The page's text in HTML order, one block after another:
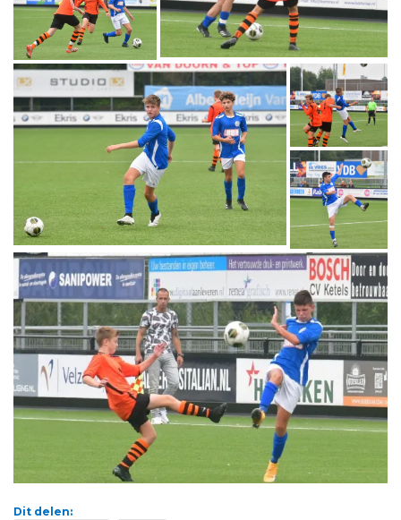
Dit delen: